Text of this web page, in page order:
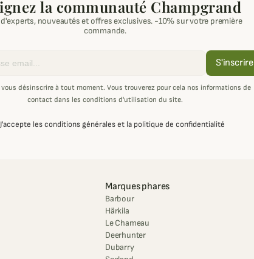
la communauté Champgrand
nouveautés et offres exclusives. -10% sur votre première
commande.
S'inscrire
vous désinscrire à tout moment. Vous trouverez pour cela nos informations de
contact dans les conditions d'utilisation du site.
J'accepte les conditions générales et la politique de confidentialité
Marques phares
Barbour
Härkila
Le Chameau
Deerhunter
Dubarry